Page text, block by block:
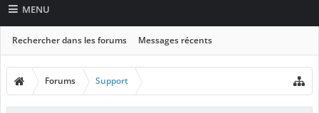
MENU
Rechercher dans les forums Messages récents
Forums Support